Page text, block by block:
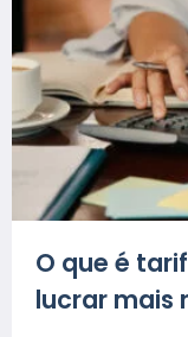
O que é
lucrar mais